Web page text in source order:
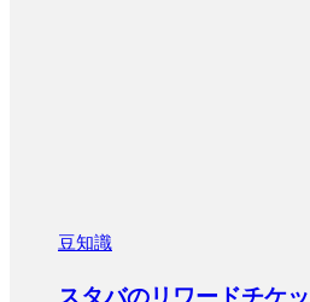
豆知識
スタバのリワードチケ